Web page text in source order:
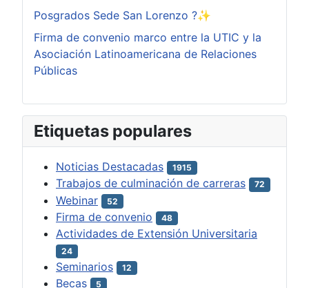
Posgrados Sede San Lorenzo ?✨
Firma de convenio marco entre la UTIC y la
Asociación Latinoamericana de Relaciones
Públicas
Etiquetas populares
Noticias Destacadas 1915
Trabajos de culminación de carreras 72
Webinar 52
Firma de convenio 48
Actividades de Extensión Universitaria
24
Seminarios 12
Becas 5